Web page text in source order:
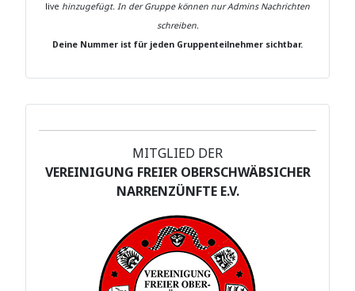
MITGLIED DER
VEREINIGUNG FREIER OBERSCHWÄBSICHER
NARRENZÜNFTE E.V.
live hinzugefügt. In der Gruppe können nur Admins Nachrichten
schreiben.
Deine Nummer ist für jeden Gruppenteilnehmer sichtbar.